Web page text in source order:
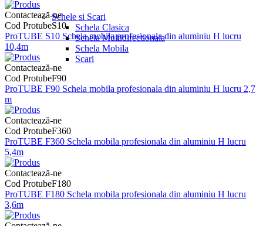
Schele si Scari
Schela Clasica
Schela Multidirectionala
Schela Mobila
Scari
Contactează-ne
Cod ProtubeS10
ProTUBE S10 Schela mobila profesionala din aluminiu H lucru
10,4m
Contactează-ne
Cod ProtubeF90
ProTUBE F90 Schela mobila profesionala din aluminiu H lucru 2,7
m
Contactează-ne
Cod ProtubeF360
ProTUBE F360 Schela mobila profesionala din aluminiu H lucru
5,4m
Contactează-ne
Cod ProtubeF180
ProTUBE F180 Schela mobila profesionala din aluminiu H lucru
3,6m